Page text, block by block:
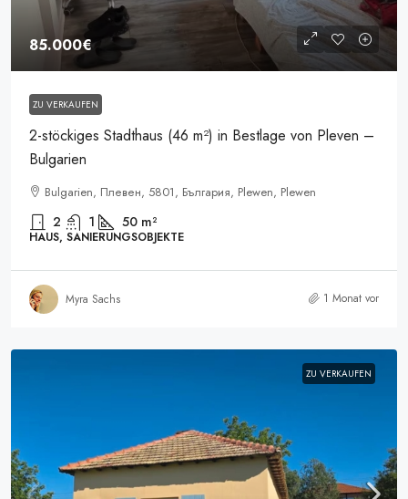
85.000€
ZU VERKAUFEN
2-stöckiges Stadthaus (46 m²) in Bestlage von Pleven –
Bulgarien
Bulgarien, Плевен, 5801, България, Plewen, Plewen
2 1 50 m²
HAUS, SANIERUNGSOBJEKTE
Myra Sachs 1 Monat vor
ZU VERKAUFEN